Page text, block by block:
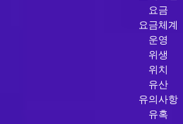
요금
요금체계
운영
위생
위치
유산
유의사항
유혹